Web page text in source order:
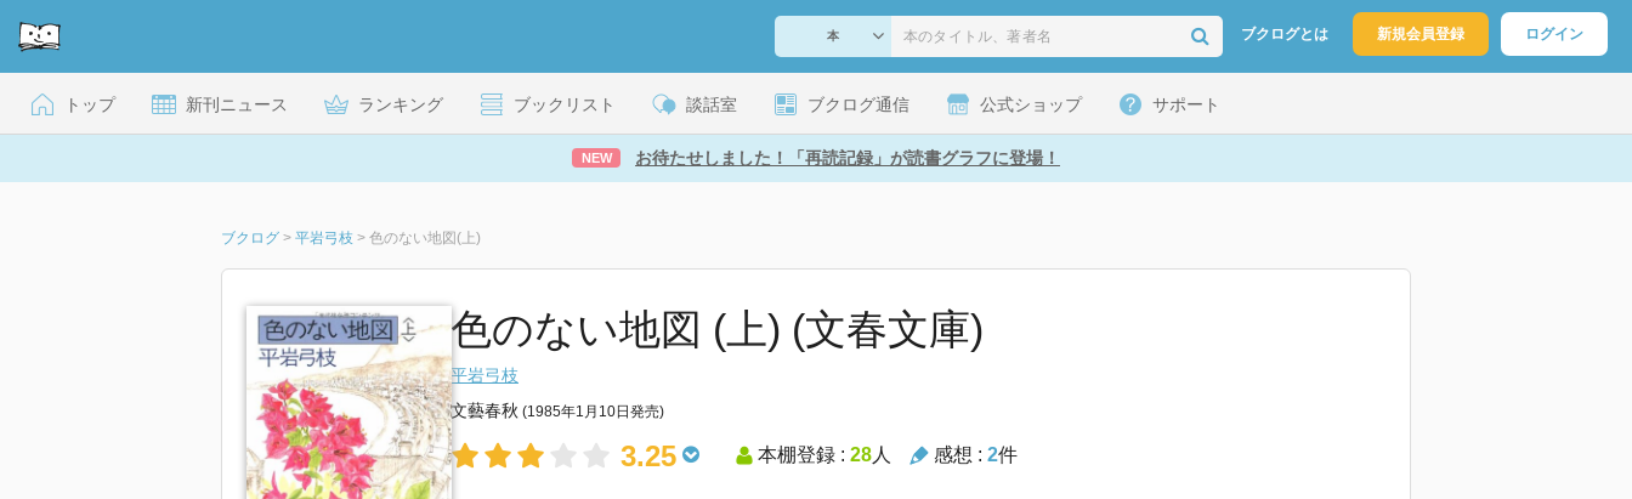
ブクログとは 新規会員登録 ログイン
トップ 新刊ニュース ランキング ブックリスト 談話室 ブクログ通信 公式ショップ サポート
NEW お待たせしました！「再読記録」が読書グラフに登場！
ブクログ > 平岩弓枝 > 色のない地図(上)
色のない地図 (上) (文春文庫)
平岩弓枝
文藝春秋 (1985年1月10日発売)
3.25 本棚登録 : 28人 感想 : 2件